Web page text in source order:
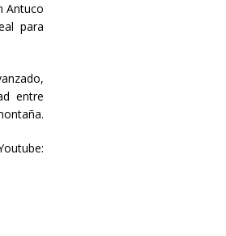
Antuco
para
entre